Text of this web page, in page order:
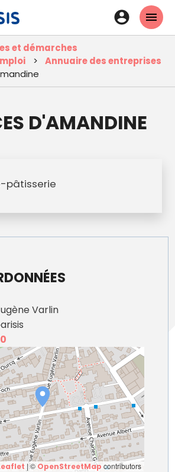
contenu
principal
En-
tête
-
et démarches
Annuaire des entreprises
D'AMANDINE
pâtisserie
Varlin
|© OpenStreetMap contributors